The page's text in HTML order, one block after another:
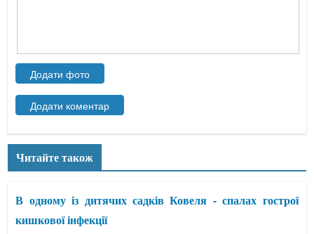
Читайте також
В одному із дитячих садків Ковеля - спалах гострої
кишкової інфекції